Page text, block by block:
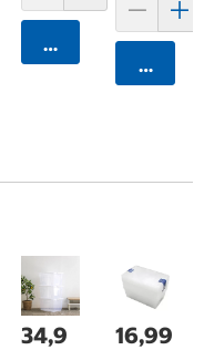
카트에 담기
카트에
34,9
16,99